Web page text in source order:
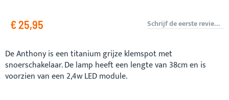
€ 25,95 Schrijf de eerste review over dit product
De Anthony is een titanium grijze klemspot met
snoerschakelaar. De lamp heeft een lengte van 38cm en is
voorzien van een 2,4w LED module.